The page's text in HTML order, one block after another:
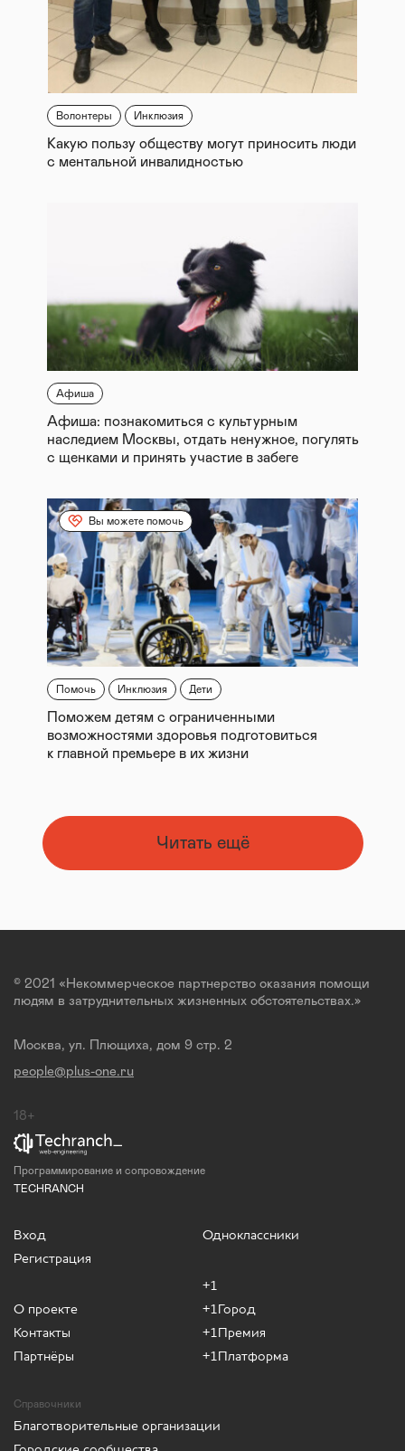
Волонтеры Инклюзия
Какую пользу обществу могут приносить люди
с ментальной инвалидностью
Афиша
Афиша: познакомиться с культурным
наследием Москвы, отдать ненужное, погулять
с щенками и принять участие в забеге
Вы можете помочь
Помочь Инклюзия Дети
Поможем детям с ограниченными
возможностями здоровья подготовиться
к главной премьере в их жизни
Читать ещё
© 2021 «Некоммерческое партнерство оказания помощи
людям в затруднительных жизненных обстоятельствах.»
Москва, ул. Плющиха, дом 9 стр. 2
people@plus-one.ru
18+
Программирование и сопровождение
TECHRANCH
Вход
Регистрация
О проекте
Контакты
Партнёры
Одноклассники
+1
+1Город
+1Премия
+1Платформа
Справочники
Благотворительные организации